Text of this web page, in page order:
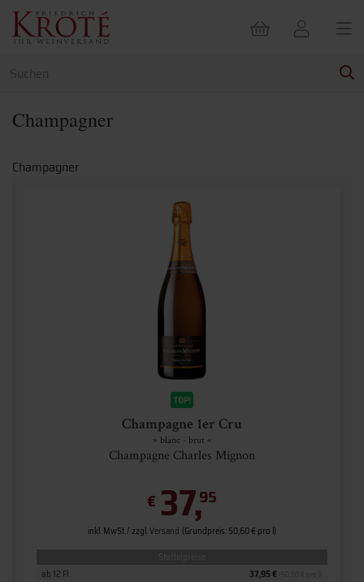
Champagner
Champagner
Champagne 1er Cru
» blanc - brut «
Champagne Charles Mignon
€ 37,95
inkl. MwSt. / zzgl.Versand (Grundpreis: 50,60 € pro l)
ab 12 Fl. 37,95 €